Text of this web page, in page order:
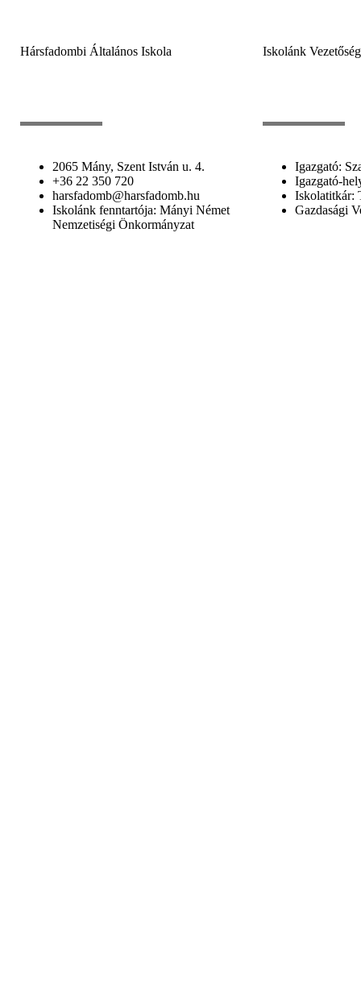
Hársfadombi Általános Iskola
2065 Mány, Szent István u. 4.
+36 22 350 720
harsfadomb@harsfadomb.hu
Iskolánk fenntartója: Mányi Német
Nemzetiségi Önkormányzat
Iskolánk
Igazgató:
Igazgató-
Iskolatitkár:
Gazdasági